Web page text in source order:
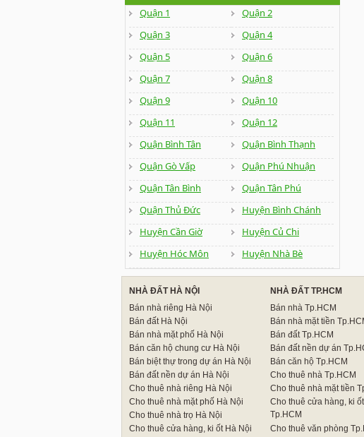
Quận 1
Quận 2
Quận 3
Quận 4
Quận 5
Quận 6
Quận 7
Quận 8
Quận 9
Quận 10
Quận 11
Quận 12
Quận Bình Tân
Quận Bình Thạnh
Quận Gò Vấp
Quận Phú Nhuận
Quận Tân Bình
Quận Tân Phú
Quận Thủ Đức
Huyện Bình Chánh
Huyện Cần Giờ
Huyện Củ Chi
Huyện Hóc Môn
Huyện Nhà Bè
NHÀ ĐẤT HÀ NỘI
Bán nhà riêng Hà Nội
Bán đất Hà Nội
Bán nhà mặt phố Hà Nội
Bán căn hộ chung cư Hà Nội
Bán biệt thự trong dự án Hà Nội
Bán đất nền dự án Hà Nội
Cho thuê nhà riêng Hà Nội
Cho thuê nhà mặt phố Hà Nội
Cho thuê nhà trọ Hà Nội
Cho thuê cửa hàng, ki ốt Hà Nội
NHÀ ĐẤT TP.HCM
Bán nhà Tp.HCM
Bán nhà mặt tiền
Bán đất Tp.HCM
Bán đất nền dự án
Bán căn hộ Tp.HCM
Cho thuê nhà Tp.HCM
Cho thuê nhà mặt tiền
Cho thuê cửa hàng, ki ốt
Tp.HCM
Cho thuê văn phòng